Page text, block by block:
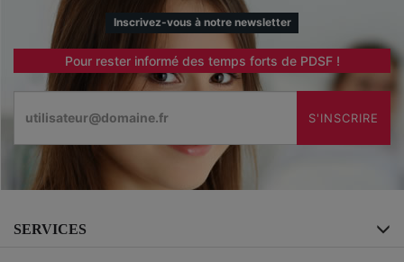
Inscrivez-vous à notre newsletter
Pour rester informé des temps forts de PDSF !
S'INSCRIRE
SERVICES